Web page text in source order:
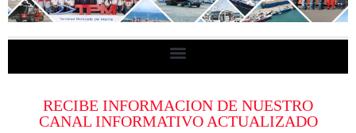
RECIBE INFORMACION DE NUESTRO
CANAL INFORMATIVO ACTUALIZADO